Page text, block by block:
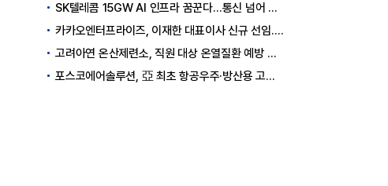
SK텔레콤 15GW AI 인프라 꿈꾼다…통신 넘어 AI DC 패권 도전
카카오엔터프라이즈, 이재한 대표이사 신규 선임..."AI 전환 선도"
고려아연 온산제련소, 직원 대상 온열질환 예방 안전 실천 캠페인 실시
포스코에어솔루션, 亞 최초 항공우주·방산용 고순도 가스 국제 인증 획득